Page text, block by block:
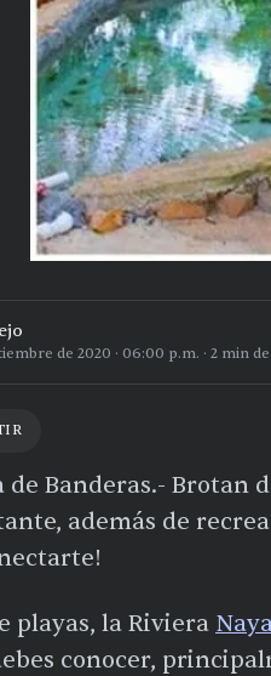
de 2020 · 06:00 p.m. · 2 min
de Banderas.- Brotan
además de
playas, la Riviera
conocer,